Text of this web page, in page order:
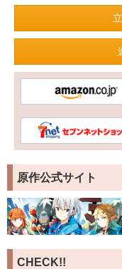
原作公式サイト
CHECK!!